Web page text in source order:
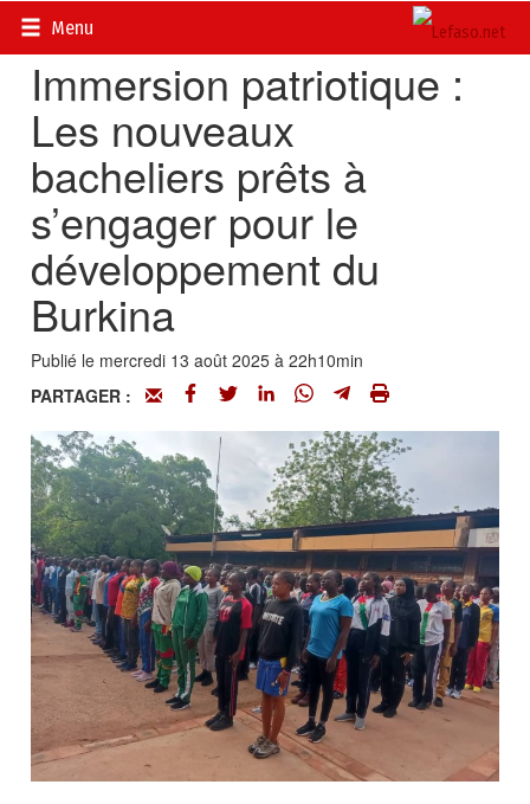
Menu
Accueil>
Immersion patriotique :
Les nouveaux
bacheliers prêts à
s’engager pour le
développement du
Burkina
Publié le mercredi 13 août 2025 à 22h10min
PARTAGER :